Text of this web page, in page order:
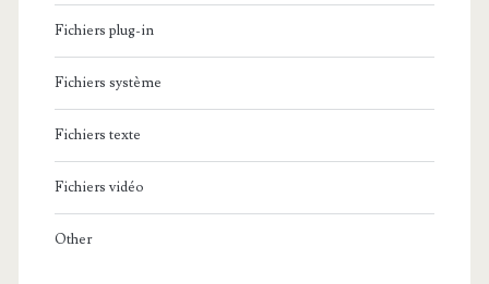
Fichiers plug-in
Fichiers système
Fichiers texte
Fichiers vidéo
Other